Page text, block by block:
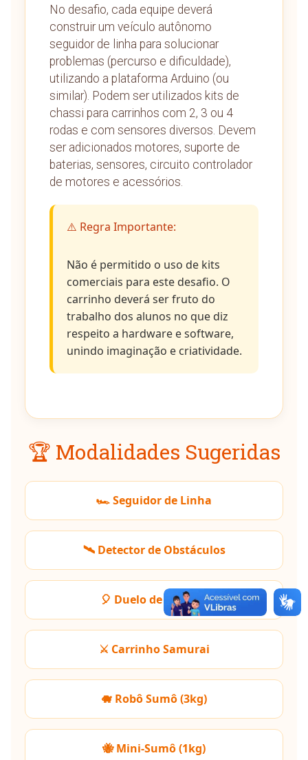
No desafio, cada equipe deverá
construir um veículo autônomo
seguidor de linha para solucionar
problemas (percurso e dificuldade),
utilizando a plataforma Arduino (ou
similar). Podem ser utilizados kits de
chassi para carrinhos com 2, 3 ou 4
rodas e com sensores diversos. Devem
ser adicionados motores, suporte de
baterias, sensores, circuito controlador
de motores e acessórios.
⚠️ Regra Importante:
Não é permitido o uso de kits
comerciais para este desafio. O
carrinho deverá ser fruto do
trabalho dos alunos no que diz
respeito a hardware e software,
unindo imaginação e criatividade.
🏆 Modalidades Sugeridas
🏎️ Seguidor de Linha
🛰️ Detector de Obstáculos
🎈 Duelo de Bexigas
⚔️ Carrinho Samurai
🐗 Robô Sumô (3kg)
🐝 Mini-Sumô (1kg)